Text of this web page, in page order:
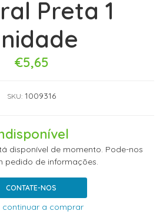
Preta 1
€5,65
SKU: 1009316
disponível de momento. Pode-nos
pedido de informações.
CONTATE-NOS
a comprar